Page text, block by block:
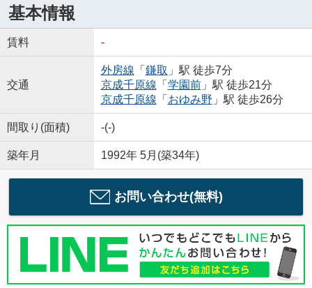
基本情報
賃料 -
交通
外房線 「 鎌取 」駅 徒歩7分
京成千原線 「 学園前」駅 徒歩21分
京成千原線 「 おゆみ野 」駅 徒歩26分
間取り(面積) -(-)
築年月 1992年 5月(築34年)
お問い合わせ(無料)